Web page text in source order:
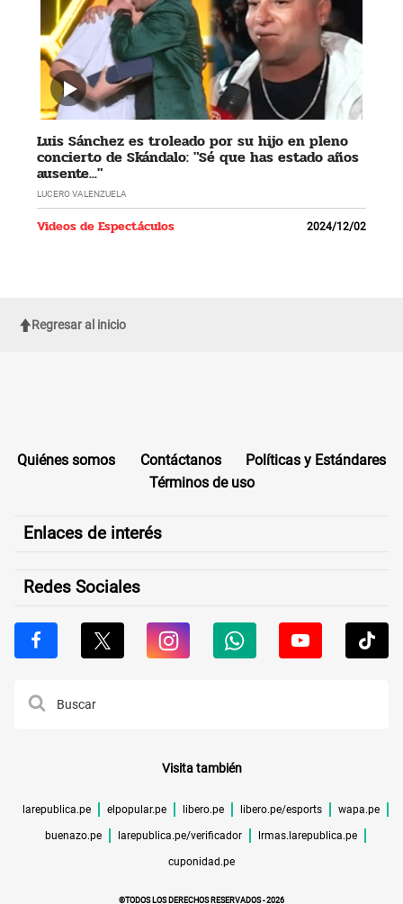
Luis Sánchez es troleado por su hijo en pleno
concierto de Skándalo: "Sé que has estado años
ausente..."
LUCERO VALENZUELA
Videos de Espectáculos 2024/12/02
Regresar al inicio
Quiénes somos Contáctanos
Políticas y Estándares
Términos de uso
Enlaces de interés
Redes Sociales
Visita también
larepublica.pe elpopular.pe libero.pe libero.pe/esports wapa.pe
buenazo.pe larepublica.pe/verificador lrmas.larepublica.pe
cuponidad.pe
©TODOS LOS DERECHOS RESERVADOS -2026